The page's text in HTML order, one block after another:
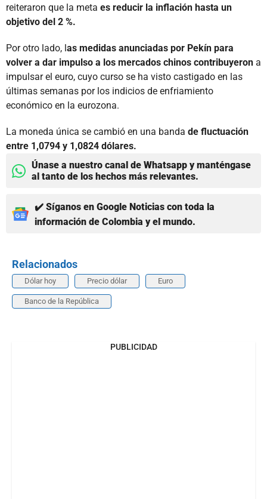
reiteraron que la meta es reducir la inflación hasta un
objetivo del 2 %.
Por otro lado, l as medidas anunciadas por Pekín para
volver a dar impulso a los mercados chinos contribuyeron a
impulsar el euro, cuyo curso se ha visto castigado en las
últimas semanas por los indicios de enfriamiento
económico en la eurozona.
La moneda única se cambió en una banda de fluctuación
entre 1,0794 y 1,0824 dólares.
Únase a nuestro canal de Whatsapp y manténgase
al tanto de los hechos más relevantes.
✔️ Síganos en Google Noticias con toda la
información de Colombia y el mundo.
Relacionados
Dólar hoy Precio dólar Euro
Banco de la República
PUBLICIDAD